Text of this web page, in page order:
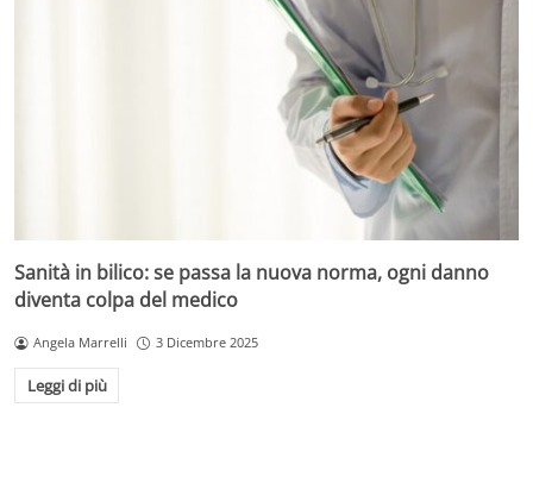
Sanità in bilico: se passa la nuova norma, ogni danno
diventa colpa del medico
Angela Marrelli 3 Dicembre 2025
Leggi di più